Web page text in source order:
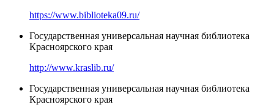
https://www.biblioteka09.ru/
Государственная универсальная научная библиотека
Красноярского края
http://www.kraslib.ru/
Государственная универсальная научная библиотека
Красноярского края